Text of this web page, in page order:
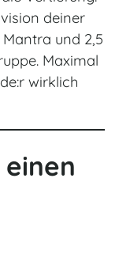
deiner
und 2,5
Maximal
wirklich